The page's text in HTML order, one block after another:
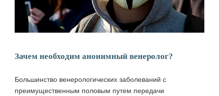
Зачем необходим анонимный венеролог?
Большинство венерологических заболеваний с
преимущественным половым путем передачи